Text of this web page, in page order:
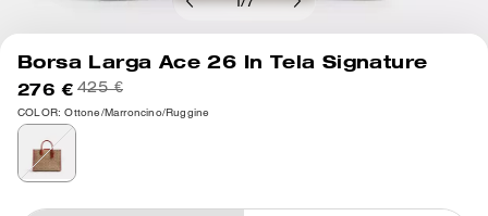
1/7
Borsa Larga Ace 26 In Tela Signature
276 € 425 €
COLOR: Ottone/Marroncino/Ruggine